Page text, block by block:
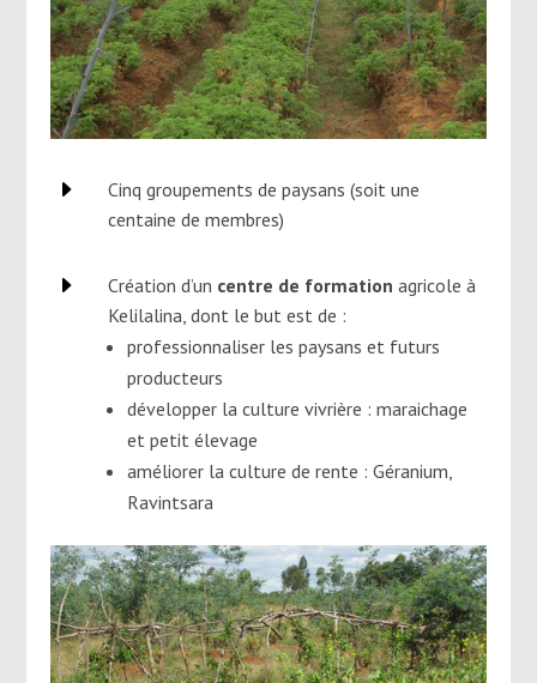
E
Cinq groupements de paysans (soit une
centaine de membres)
E Création d’un centre de formation agricole à
Kelilalina, dont le but est de :
professionnaliser les paysans et futurs
producteurs
développer la culture vivrière : maraichage
et petit élevage
améliorer la culture de rente : Géranium,
Ravintsara